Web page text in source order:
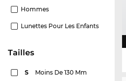
Hommes
Lunettes Pour Les Enfants
Tailles
S Moins De 130 Mm